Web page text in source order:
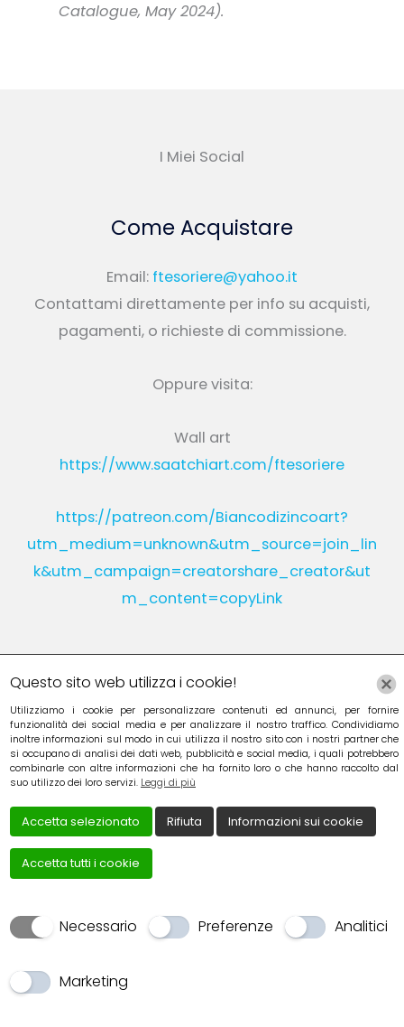
Catalogue, May 2024).
I Miei Social
Come Acquistare
Email: ftesoriere@yahoo.it
Contattami direttamente per info su acquisti,
pagamenti, o richieste di commissione.
Oppure visita:
Wall art
https://www.saatchiart.com/ftesoriere
https://patreon.com/Biancodizincoart?
utm_medium=unknown&utm_source=join_lin
k&utm_campaign=creatorshare_creator&ut
m_content=copyLink
Instagram
YouTube Patreon
Creato daLocal Web – Agenzia Web Marketing Milano
Copyrights © 2022 TESORIERE FRANCESCA - P. IVA
Cookie Policy|Privacy Policy
Questo sito web utilizza i cookie!
Utilizziamo i cookie per personalizzare contenuti ed annunci, per fornire
funzionalità dei social media e per analizzare il nostro traffico. Condividiamo
inoltre informazioni sul modo in cui utilizza il nostro sito con i nostri partner che
si occupano di analisi dei dati web, pubblicità e social media, i quali potrebbero
combinarle con altre informazioni che ha fornito loro o che hanno raccolto dal
suo utilizzo dei loro servizi. Leggi di più
Accetta selezionato Rifiuta Informazioni sui cookie
Accetta tutti i cookie
Necessario Preferenze Analitici
Marketing